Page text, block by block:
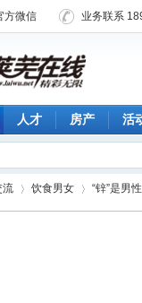
方微信 业务联系
人才 房产 活
流 饮食男女 “锌”是男